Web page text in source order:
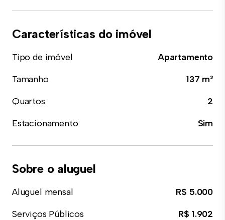
Características do imóvel
Tipo de imóvel
Apartamento
Tamanho
137 m²
Quartos
2
Estacionamento
Sim
Sobre o aluguel
Aluguel mensal
R$ 5.000
Serviços Públicos
R$ 1.902